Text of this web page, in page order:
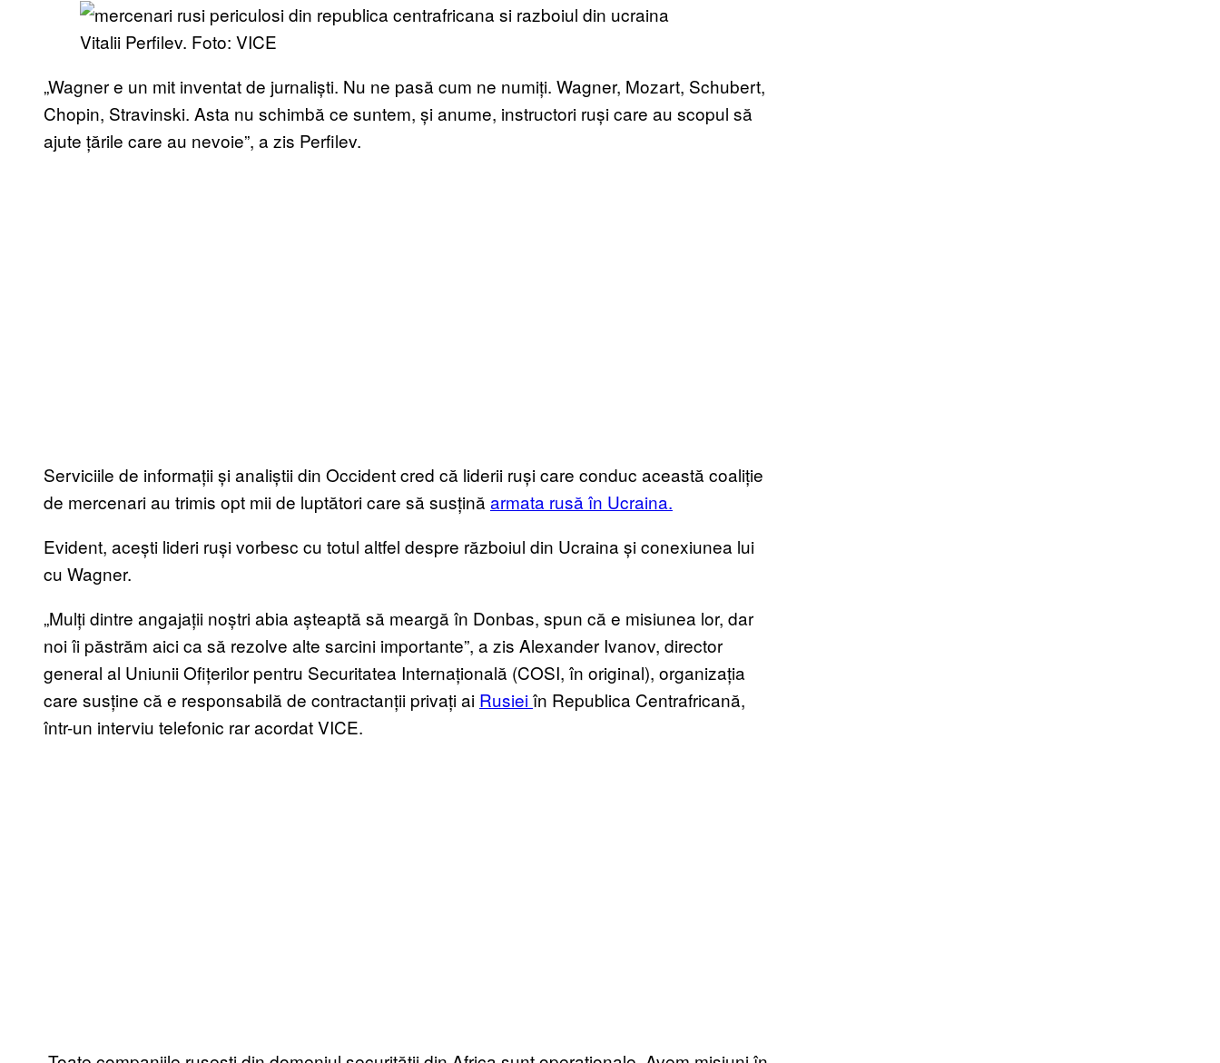
Vitalii Perfilev. Foto: VICE
„Wagner e un mit inventat de jurnaliști. Nu ne pasă cum ne numiți. Wagner, Mozart, Schubert,
Chopin, Stravinski. Asta nu schimbă ce suntem, și anume, instructori ruși care au scopul să
ajute țările care au nevoie”, a zis Perfilev.
Serviciile de informații și analiștii din Occident cred că liderii ruși care conduc această coaliție
de mercenari au trimis opt mii de luptători care să susținăarmata rusă în Ucraina.
Evident, acești lideri ruși vorbesc cu totul altfel despre războiul din Ucraina și conexiunea lui
cu Wagner.
„Mulți dintre angajații noștri abia așteaptă să meargă în Donbas, spun că e misiunea lor, dar
noi îi păstrăm aici ca să rezolve alte sarcini importante”, a zis Alexander Ivanov, director
general al Uniunii Ofițerilor pentru Securitatea Internațională (COSI, în original), organizația
care susține că e responsabilă de contractanții privați ai Rusieiîn Republica Centrafricană,
într-un interviu telefonic rar acordat VICE.